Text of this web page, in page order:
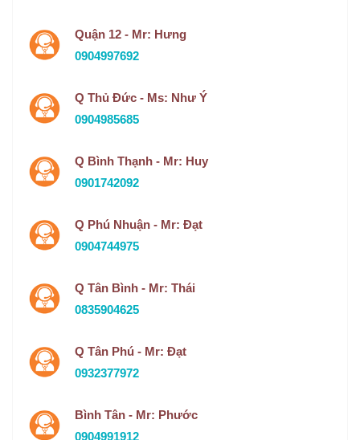
Quận 12 - Mr: Hưng
0904997692
Q Thủ Đức - Ms: Như Ý
0904985685
Q Bình Thạnh - Mr: Huy
0901742092
Q Phú Nhuận - Mr: Đạt
0904744975
Q Tân Bình - Mr: Thái
0835904625
Q Tân Phú - Mr: Đạt
0932377972
Bình Tân - Mr: Phước
0904991912